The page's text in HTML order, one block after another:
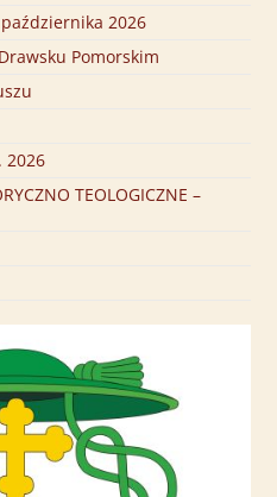
2026
Pomorskim
2026
TEOLOGICZNE –